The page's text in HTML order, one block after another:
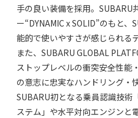
手の良い装備を採用。SUBARU
ー“DYNAMIC x SOLID”のもと
能的で使いやすさが感じられる
また、SUBARU GLOBAL
ストップレベルの衝突安全性能
の意志に忠実なハンドリング・
SUBARU初となる乗員認識技術
ステム」や水平対向エンジンと